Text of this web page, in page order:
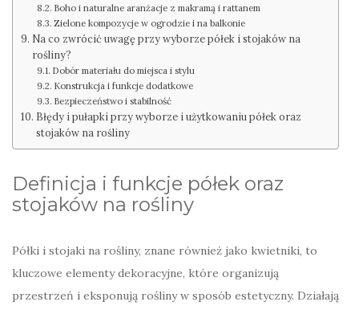
Boho i naturalne aranżacje z makramą i rattanem
Zielone kompozycje w ogrodzie i na balkonie
Na co zwrócić uwagę przy wyborze półek i stojaków na
rośliny?
Dobór materiału do miejsca i stylu
Konstrukcja i funkcje dodatkowe
Bezpieczeństwo i stabilność
Błędy i pułapki przy wyborze i użytkowaniu półek oraz
stojaków na rośliny
Definicja i funkcje półek oraz
stojaków na rośliny
Półki i stojaki na rośliny, znane również jako kwietniki, to
kluczowe elementy dekoracyjne, które organizują
przestrzeń i eksponują rośliny w sposób estetyczny. Działają